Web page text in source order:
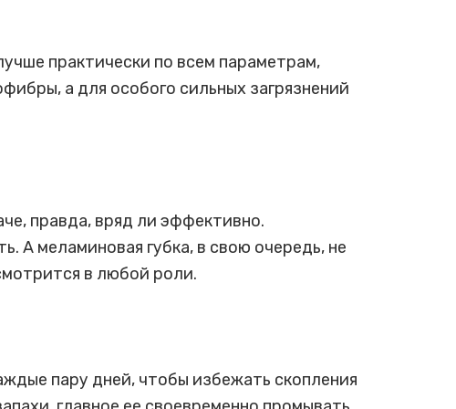
практически по всем параметрам,
а для особого сильных загрязнений
правда, вряд ли эффективно.
А меламиновая губка, в свою очередь, не
в любой роли.
пару дней, чтобы избежать скопления